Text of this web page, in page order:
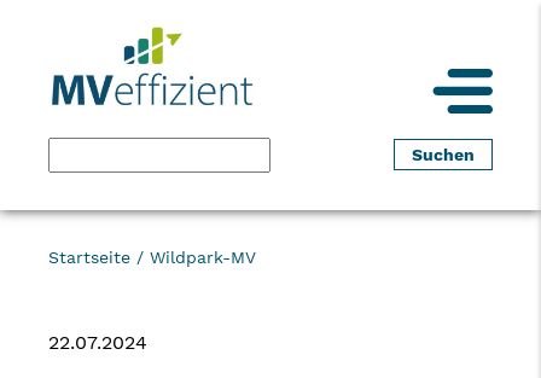
Startseite / Wildpark-MV
22.07.2024